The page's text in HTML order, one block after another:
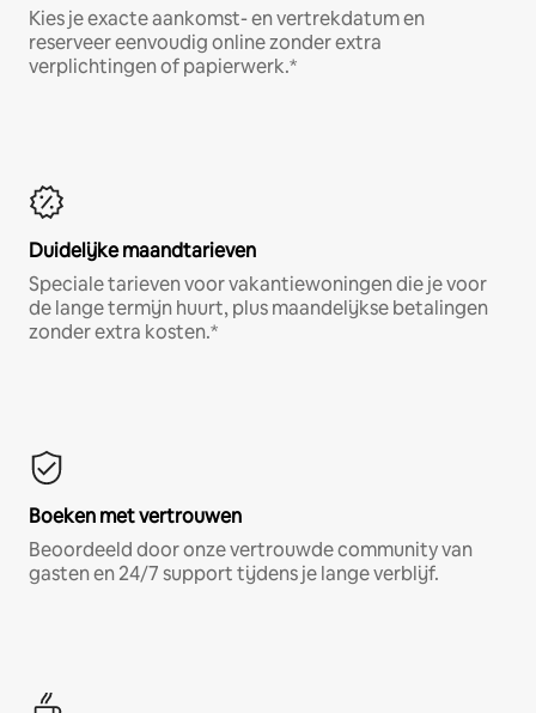
Kies je exacte aankomst- en vertrekdatum en
reserveer eenvoudig online zonder extra
verplichtingen of papierwerk.*
Duidelijke maandtarieven
Speciale tarieven voor vakantiewoningen die je voor
de lange termijn huurt, plus maandelijkse betalingen
zonder extra kosten.*
Boeken met vertrouwen
Beoordeeld door onze vertrouwde community van
gasten en 24/7 support tijdens je lange verblijf.